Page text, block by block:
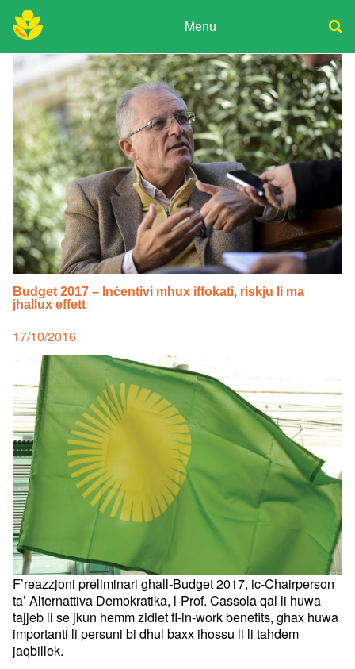
Skip
to
content Menu
Donate
Join
Media
Search
for:
Budget 2017 – Inċentivi mhux iffokati, riskju li ma
jhallux effett
Posted
on
17/10/2016
F’reazzjoni preliminari ghall-Budget 2017, ic-Chairperson
ta’ Alternattiva Demokratika, l-Prof. Cassola qal li huwa
tajjeb li se jkun hemm zidiet fl-in-work benefits, ghax huwa
importanti li persuni bi dhul baxx ihossu li li tahdem
jaqbillek.